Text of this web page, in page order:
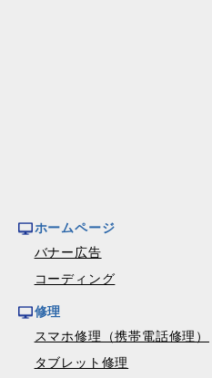
ホームページ
バナー広告
コーディング
修理
スマホ修理（携帯電話修理）
タブレット修理